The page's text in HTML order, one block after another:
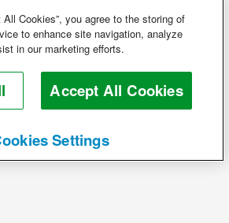
Cookies”, you agree to the storing of
to enhance site navigation, analyze
in our marketing efforts.
Accept All Cookies
Settings